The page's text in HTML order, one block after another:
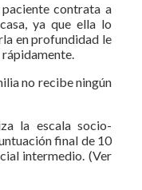
contrata a
ya que ella lo
en profundidad le
rápidamente.
no recibe ningún
la escala socio-
final de 10
intermedio. (Ver